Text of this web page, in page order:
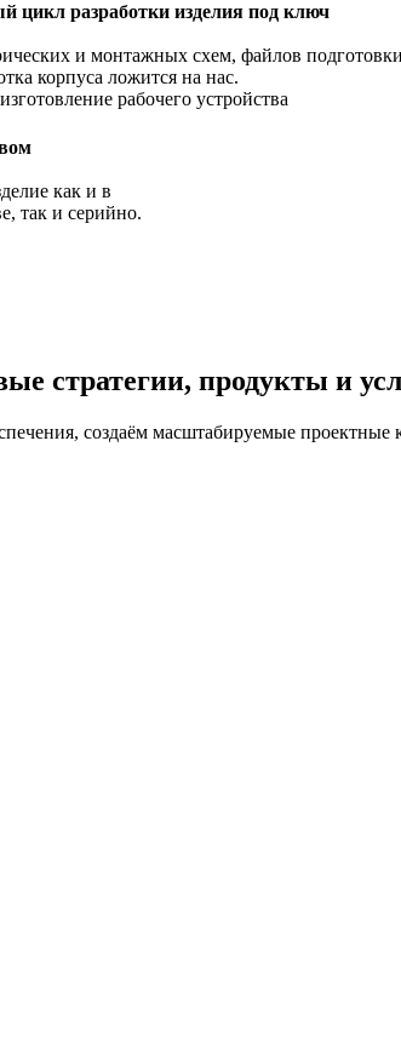
цикл разработки изделия под ключ
и монтажных схем, файлов подготовки
корпуса ложится на нас.
рабочего устройства
как и в
так и серийно.
стратегии, продукты и
создаём масштабируемые